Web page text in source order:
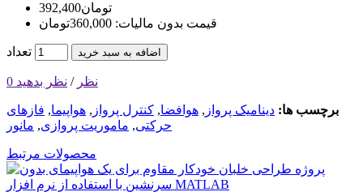
392,400تومان
قیمت بدون مالیات: 360,000تومان
تعداد اضافه به سبد خرید
0 نظر / نظر بدهید
برچسب ها: ‌دینامیک پرواز , هوافضا, کنترل پرواز , هواپیما, فازهای
حرکتی, ماموریت پروازی, مانور
محصولات مرتبط